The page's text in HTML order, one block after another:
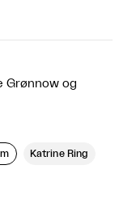
Grønnow og
Katrine Ring